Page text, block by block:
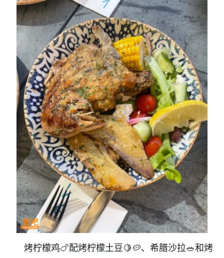
烤柠檬鸡🍗配烤柠檬土豆🍋🥔、希腊沙拉🥗和烤